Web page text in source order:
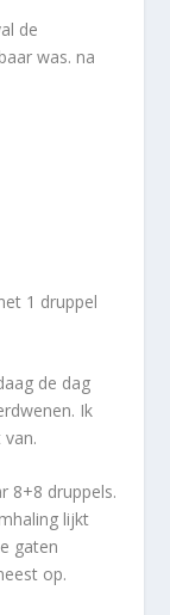
de
was. na
1 druppel
de dag
Ik
8+8 druppels.
lijkt
gaten
op.